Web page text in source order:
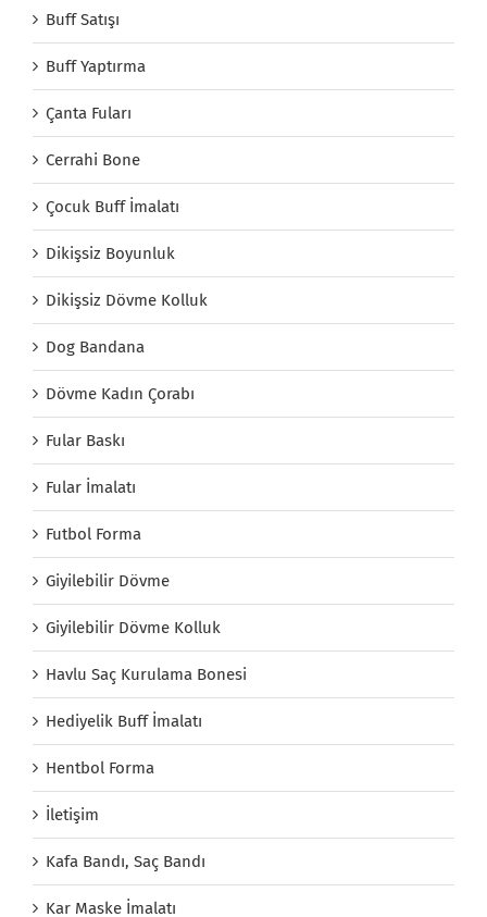
Buff Satışı
Buff Yaptırma
Çanta Fuları
Cerrahi Bone
Çocuk Buff İmalatı
Dikişsiz Boyunluk
Dikişsiz Dövme Kolluk
Dog Bandana
Dövme Kadın Çorabı
Fular Baskı
Fular İmalatı
Futbol Forma
Giyilebilir Dövme
Giyilebilir Dövme Kolluk
Havlu Saç Kurulama Bonesi
Hediyelik Buff İmalatı
Hentbol Forma
İletişim
Kafa Bandı, Saç Bandı
Kar Maske İmalatı